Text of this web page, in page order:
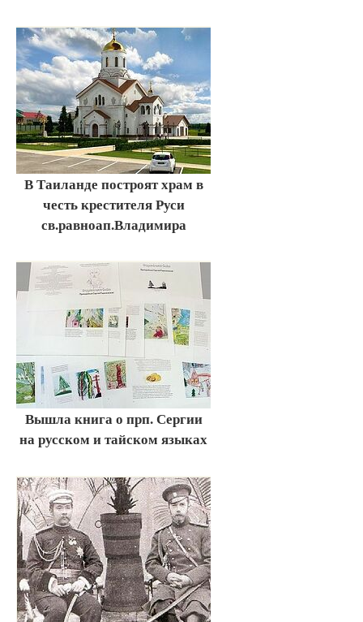
В Таиланде построят храм в
честь крестителя Руси
св.равноап.Владимира
Вышла книга о прп. Сергии
на русском и тайском языках